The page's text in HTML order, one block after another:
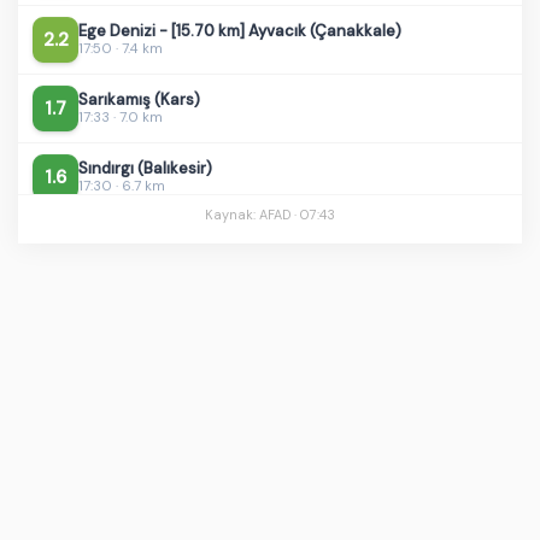
2.2 17:50 · 7.4 km
1.7 17:33 · 7.0 km
1.6 17:30 · 6.7 km
Kaynak: AFAD · 07:43